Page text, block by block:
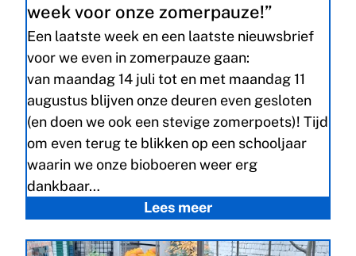
week voor onze zomerpauze!”
Een laatste week en een laatste nieuwsbrief
voor we even in zomerpauze gaan:
van maandag 14 juli tot en met maandag 11
augustus blijven onze deuren even gesloten
(en doen we ook een stevige zomerpoets)! Tijd
om even terug te blikken op een schooljaar
waarin we onze bioboeren weer erg
dankbaar…
Lees meer